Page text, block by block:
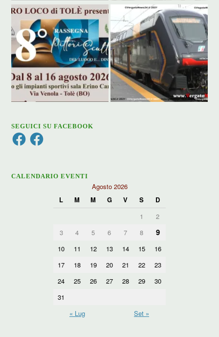
SEGUICI SU FACEBOOK
FacebookFacebook
CALENDARIO EVENTI
Agosto 2026
L
M M G V S
D
1
2
3
4 5 6 7 8 9
10 11 12 13 14 15
16
17
18 19 20 21 22
23
24
25 26 27 28 29
30
31
« Lug
Set »